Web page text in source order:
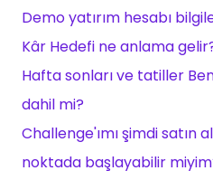
Demo yatırım hesabı
Kâr Hedefi ne anlama
Hafta sonları ve tatiller
dahil mi?
Challenge'ımı şimdi satın
noktada başlayabilir